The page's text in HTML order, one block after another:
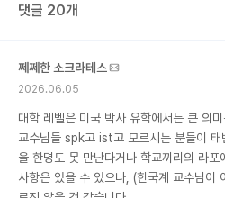
댓글 20개
쩨쩨한 소크라테스
2026.06.05
대학 레벨은 미국 박사 유학에서는 큰 의
교수님들 spk고 ist고 모르시는 분들이
을 한명도 못 만난다거나 학교끼리의 라
사항은 있을 수 있으나, (한국계 교수님이